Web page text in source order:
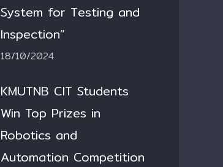
System for Testing and
Inspection”
18/10/2024
KMUTNB CIT Students
Win Top Prizes in
Robotics and
Automation Competition